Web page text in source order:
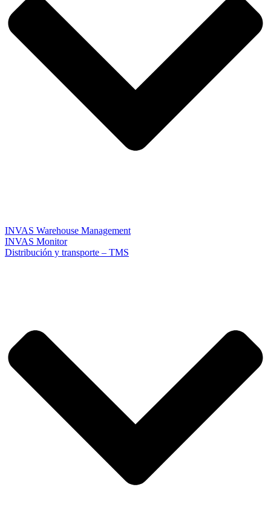
INVAS Warehouse Management
INVAS Monitor
Distribución y transporte – TMS